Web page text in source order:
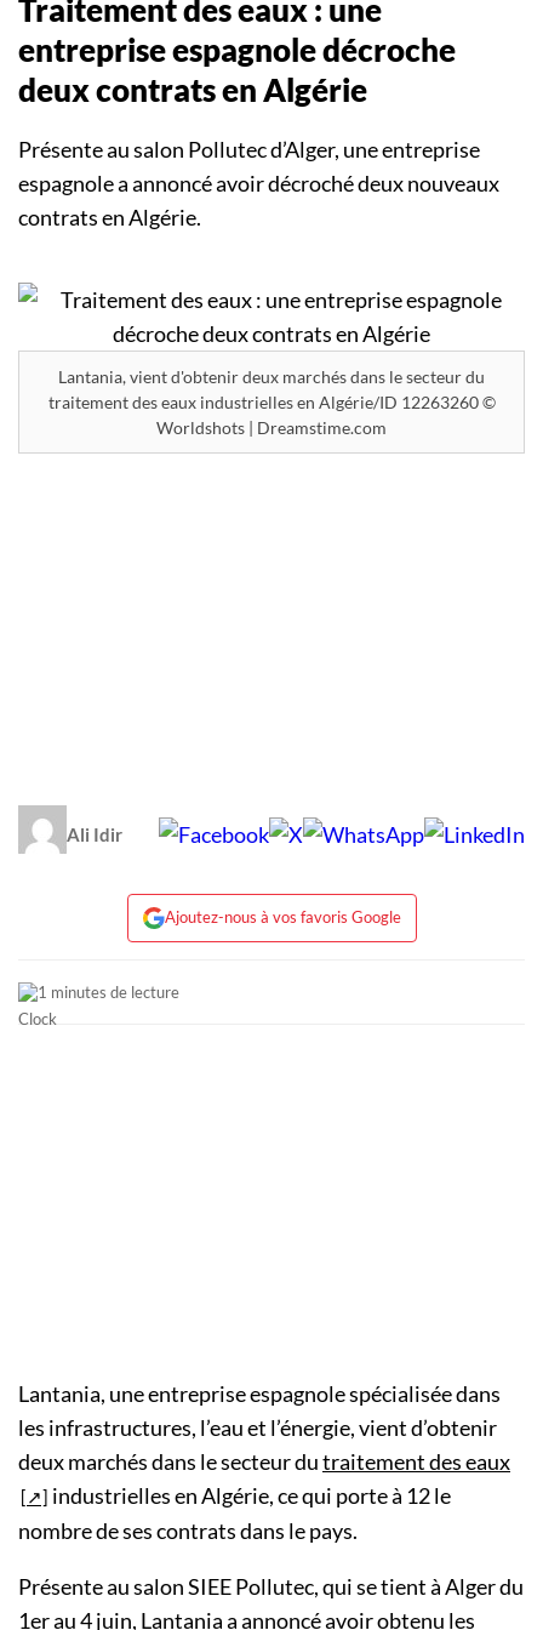
Traitement des eaux : une
entreprise espagnole décroche
deux contrats en Algérie
Présente au salon Pollutec d’Alger, une entreprise
espagnole a annoncé avoir décroché deux nouveaux
contrats en Algérie.
Lantania, vient d'obtenir deux marchés dans le secteur du
traitement des eaux industrielles en Algérie/ID 12263260 ©
Worldshots | Dreamstime.com
Ali Idir
Ajoutez-nous à vos favoris Google
1 minutes de lecture
Lantania, une entreprise espagnole spécialisée dans
les infrastructures, l’eau et l’énergie, vient d’obtenir
deux marchés dans le secteur dutraitement des eaux
industrielles en Algérie, ce qui porte à 12 le
nombre de ses contrats dans le pays.
Présente au salon SIEE Pollutec, qui se tient à Alger du
1er au 4 juin, Lantania a annoncé avoir obtenu les